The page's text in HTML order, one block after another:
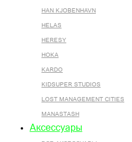
HAN KJOBENHAVN
HELAS
HERESY
HOKA
KARDO
KIDSUPER STUDIOS
LOST MANAGEMENT CITIES
MANASTASH
Аксессуары